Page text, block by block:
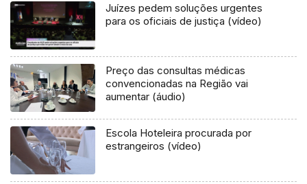
Juízes pedem soluções urgentes
para os oficiais de justiça (vídeo)
Preço das consultas médicas
convencionadas na Região vai
aumentar (áudio)
Escola Hoteleira procurada por
estrangeiros (vídeo)